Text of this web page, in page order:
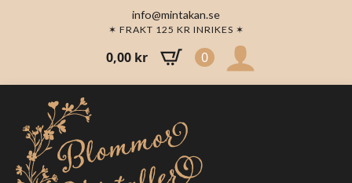
info@mintakan.se
✶ FRAKT 125 KR INRIKES ✶
0,00 kr 0